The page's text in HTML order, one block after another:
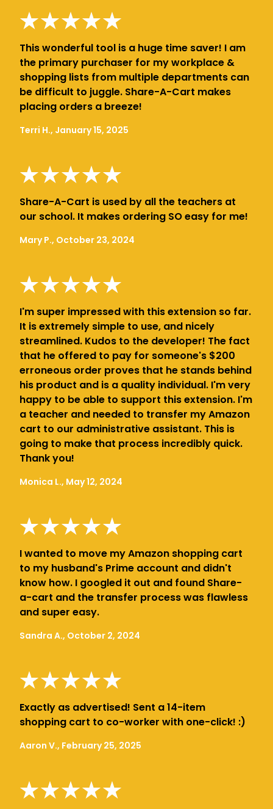
This wonderful tool is a huge time saver! I am
the primary purchaser for my workplace &
shopping lists from multiple departments can
be difficult to juggle. Share-A-Cart makes
placing orders a breeze!
Terri H., January 15, 2025
Share-A-Cart is used by all the teachers at
our school. It makes ordering SO easy for me!
Mary P., October 23, 2024
I'm super impressed with this extension so far.
It is extremely simple to use, and nicely
streamlined. Kudos to the developer! The fact
that he offered to pay for someone's $200
erroneous order proves that he stands behind
his product and is a quality individual. I'm very
happy to be able to support this extension. I'm
a teacher and needed to transfer my Amazon
cart to our administrative assistant. This is
going to make that process incredibly quick.
Thank you!
Monica L., May 12, 2024
I wanted to move my Amazon shopping cart
to my husband's Prime account and didn't
know how. I googled it out and found Share-
a-cart and the transfer process was flawless
and super easy.
Sandra A., October 2, 2024
Exactly as advertised! Sent a 14-item
shopping cart to co-worker with one-click! :)
Aaron V., February 25, 2025